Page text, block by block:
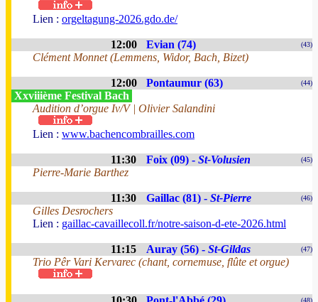
Lien : orgeltagung-2026.gdo.de/
12:00 Evian (74) (43)
Clément Monnet (Lemmens, Widor, Bach, Bizet)
12:00 Pontaumur (63) (44)
Xxviiième Festival Bach
Audition d’orgue Iv/V | Olivier Salandini
Lien : www.bachencombrailles.com
11:30 Foix (09) - St-Volusien (45)
Pierre-Marie Barthez
11:30 Gaillac (81) - St-Pierre (46)
Gilles Desrochers
Lien : gaillac-cavaillecoll.fr/notre-saison-d-ete-2026.html
11:15 Auray (56) - St-Gildas (47)
Trio Pêr Vari Kervarec (chant, cornemuse, flûte et orgue)
(48)